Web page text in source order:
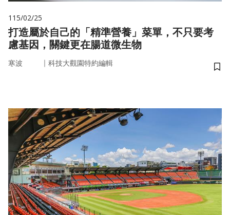
115/02/25
打造屬於自己的「精準營養」菜單，不只要考
慮基因，關鍵更在腸道微生物
寒波 ｜ 科技大觀園特約編輯
儲